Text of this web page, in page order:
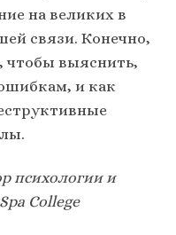
на великих в
связи. Конечно,
чтобы выяснить,
и как
психологии и
College